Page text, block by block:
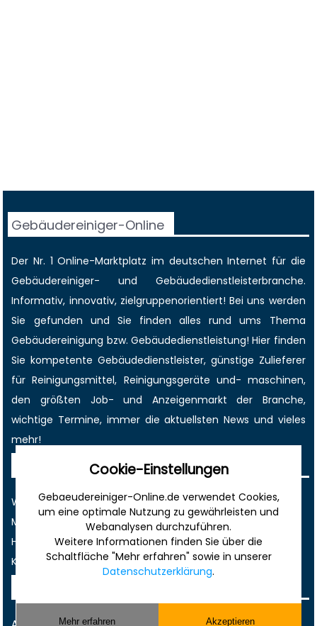
Gebäudereiniger-Online
Der Nr. 1 Online-Marktplatz im deutschen Internet für die
Gebäudereiniger- und Gebäudedienstleisterbranche.
Informativ, innovativ, zielgruppenorientiert! Bei uns werden
Sie gefunden und Sie finden alles rund ums Thema
Gebäudereinigung bzw. Gebäudedienstleistung! Hier finden
Sie kompetente Gebäudedienstleister, günstige Zulieferer
für Reinigungsmittel, Reinigungsgeräte und- maschinen,
den größten Job- und Anzeigenmarkt der Branche,
wichtige Termine, immer dieaktuellsten News und vieles
mehr!
Werbung
Musterverträge und Vorlagen
Hilfe
Kontakt
Cookie-Einstellungen
Gebaeudereiniger-Online.de verwendet Cookies,
um eine optimale Nutzung zu gewährleisten und
Webanalysen durchzuführen.
Weitere Informationen finden Sie über die
Schaltfläche "Mehr erfahren" sowie in unserer
Datenschutzerklärung.
Mehr erfahren Akzeptieren